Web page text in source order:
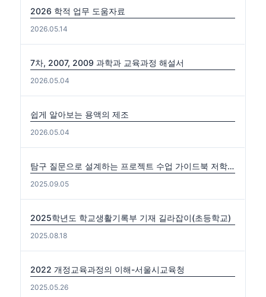
2026 학적 업무 도움자료
2026.05.14
7차, 2007, 2009 과학과 교육과정 해설서
2026.05.04
쉽게 알아보는 용액의 제조
2026.05.04
탐구 질문으로 설계하는 프로젝트 수업 가이드북 저학년편. 중·고학년편
2025.09.05
2025학년도 학교생활기록부 기재 길라잡이(초등학교)
2025.08.18
2022 개정교육과정의 이해-서울시교육청
2025.05.26